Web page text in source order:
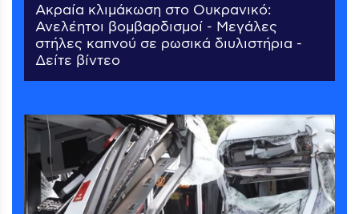
Ακραία κλιμάκωση στο Ουκρανικό:
Ανελέητοι βομβαρδισμοί - Μεγάλες
στήλες καπνού σε ρωσικά διυλιστήρια -
Δείτε βίντεο